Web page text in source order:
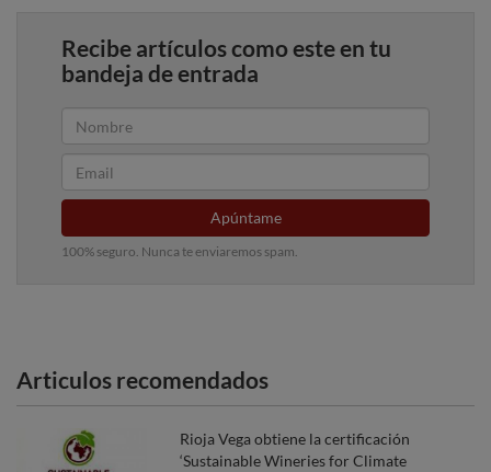
Recibe artículos como este en tu
bandeja de entrada
Apúntame
100% seguro. Nunca te enviaremos spam.
Articulos recomendados
Rioja Vega obtiene la certificación
‘Sustainable Wineries for Climate